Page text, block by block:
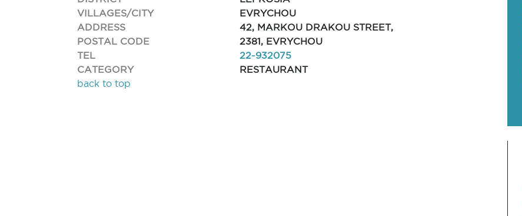
VILLAGES/CITY
EVRYCHOU
ADDRESS
42, MARKOU DRAKOU STREET,
POSTAL CODE
2381, EVRYCHOU
TEL
22-932075
CATEGORY
RESTAURANT
back to top